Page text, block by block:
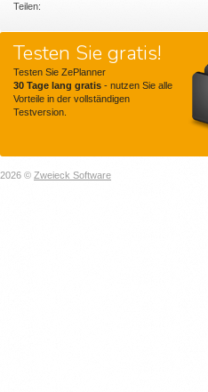
Teilen:
Testen Sie gratis!
Testen Sie ZePlanner
30 Tage lang gratis - nutzen Sie alle
Vorteile in der vollständigen
Testversion.
2026 © Zweieck Software